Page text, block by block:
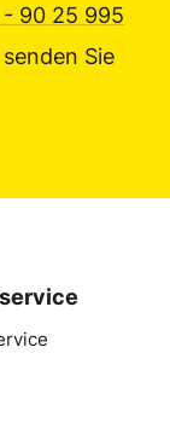
90 25 995
Sie